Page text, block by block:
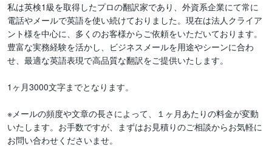
私は英検1級を取得したプロの翻訳家であり、外資系企業にて常に
電話やメールで英語を使い続けておりました。現在は法人クライア
ント様を中心に、多くのお客様からご依頼をいただいております。
豊富な実務経験を活かし、ビジネスメールを用途やシーンに合わ
せ、最適な英語表現で高品質な翻訳をご提供いたします。
1ヶ月3000文字までとなります。
※メールの頻度や文章の長さによって、１ヶ月あたりの料金が変動
いたします。お手数ですが、まずはお見積りのご相談からお気軽に
お問い合わせくださいませ。